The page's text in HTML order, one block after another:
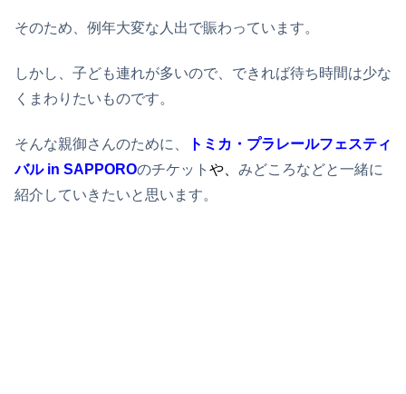
そのため、例年大変な人出で賑わっています。
しかし、子ども連れが多いので、できれば待ち時間は少な
くまわりたいものです。
そんな親御さんのために、
トミカ・プラレールフェスティ
バルin SAPPOROのチケット や、 みどころなどと一緒に
紹介していきたいと思います。